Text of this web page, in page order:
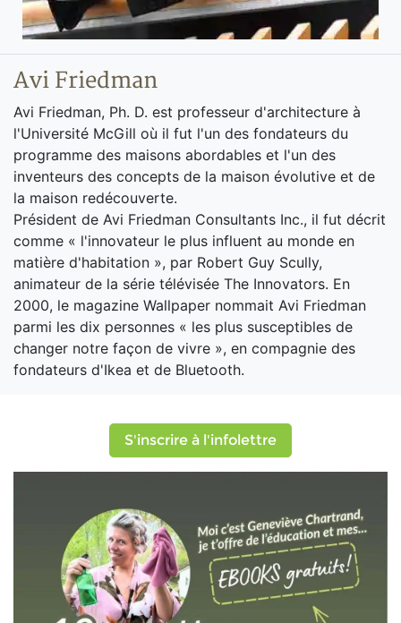
Avi Friedman
Avi Friedman, Ph. D. est professeur d'architecture à
l'Université McGill où il fut l'un des fondateurs du
programme des maisons abordables et l'un des
inventeurs des concepts de la maison évolutive et de
la maison redécouverte.
Président de Avi Friedman Consultants Inc., il fut décrit
comme « l'innovateur le plus influent au monde en
matière d'habitation », par Robert Guy Scully,
animateur de la série télévisée The Innovators. En
2000, le magazine Wallpaper nommait Avi Friedman
parmi les dix personnes « les plus susceptibles de
changer notre façon de vivre », en compagnie des
fondateurs d'Ikea et de Bluetooth.
S'inscrire à l'infolettre